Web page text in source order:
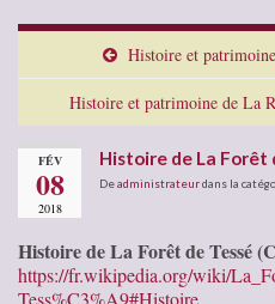
Histoire et
Histoire et patrimoine de La
FÉV
08
2018
Histoire de La Forêt
Deadministrateurdans la
Histoire de La Forêt de Tessé
https://fr.wikipedia.org/wiki/
Tess%C3%A9#Histoire